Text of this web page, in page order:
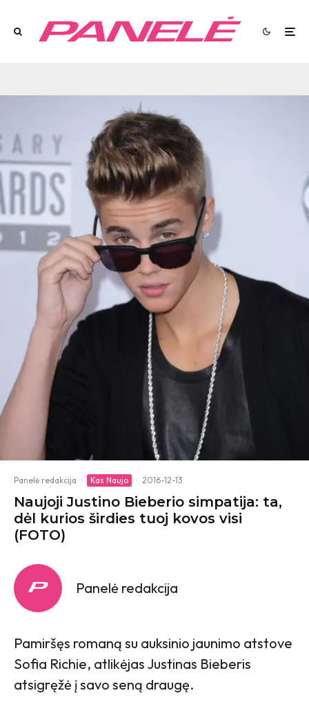
Panelė redakcija · Kas Naujo · 2016-12-13
Naujoji Justino Bieberio simpatija: ta,
dėl kurios širdies tuoj kovos visi
(FOTO)
Panelė redakcija
Pamiršęs romaną su auksinio jaunimo atstove
Sofia Richie, atlikėjas Justinas Bieberis
atsigręžė į savo seną draugę.